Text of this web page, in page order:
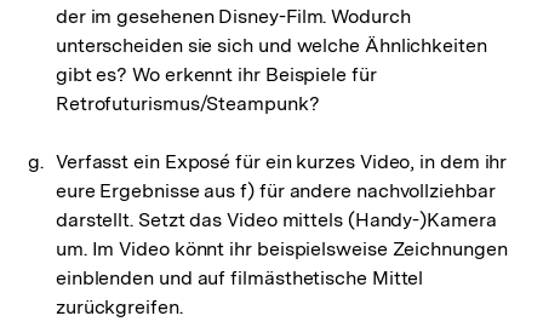
der im gesehenen Disney-Film. Wodurch
unterscheiden sie sich und welche Ähnlichkeiten
gibt es? Wo erkennt ihr Beispiele für
Retrofuturismus/Steampunk?
Verfasst ein Exposé für ein kurzes Video, in dem ihr
eure Ergebnisse aus f) für andere nachvollziehbar
darstellt. Setzt das Video mittels (Handy-)Kamera
um. Im Video könnt ihr beispielsweise Zeichnungen
einblenden und auf filmästhetische Mittel
zurückgreifen.